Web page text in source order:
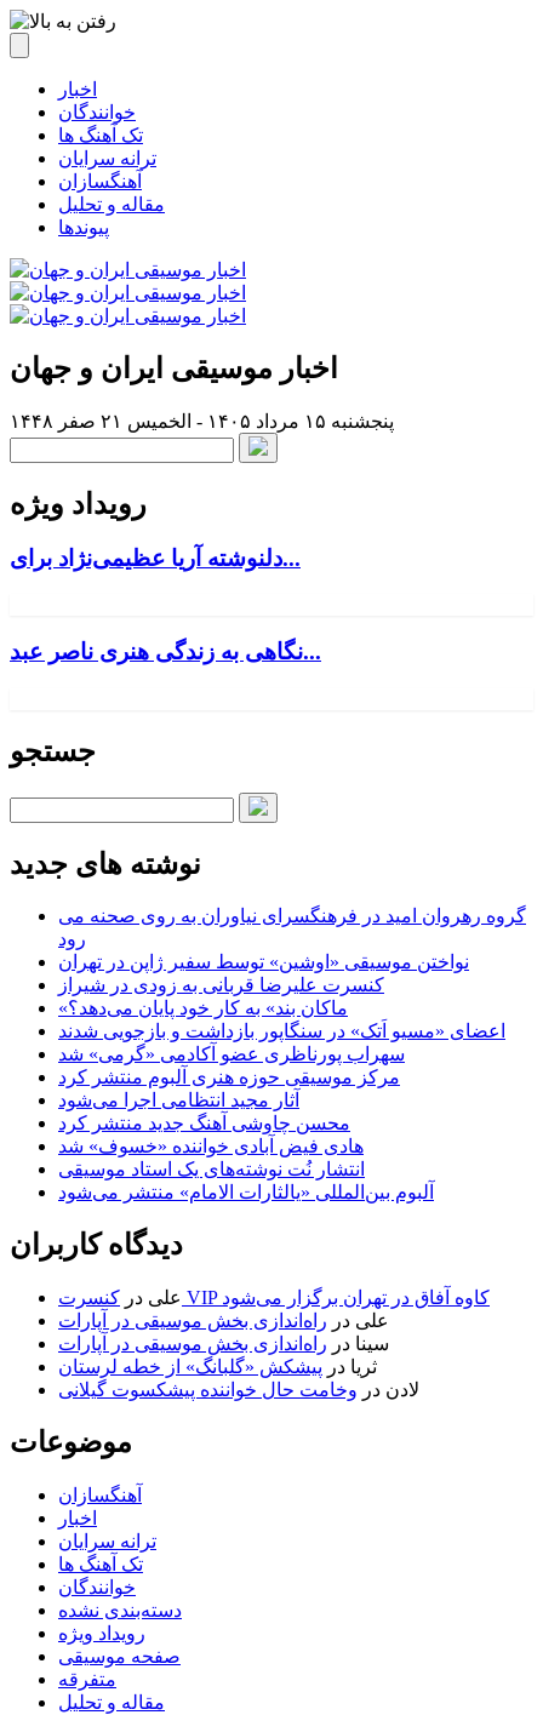
اخبار
خوانندگان
تک آهنگ ها
ترانه سرایان
آهنگسازان
مقاله و تحلیل
پیوندها
اخبار موسیقی ایران و جهان
پنجشنبه ۱۵ مرداد ۱۴۰۵ - الخميس ۲۱ صفر ۱۴۴۸
رویداد ویژه
دلنوشته آریا عظیمی‌نژاد برای...
نگاهی به زندگی هنری ناصر عبد...
جستجو
نوشته های جدید
گروه رهروان امید در فرهنگسرای نیاوران به روی صحنه می
رود
نواختن موسیقی «اوشین» توسط سفیر ژاپن در تهران
کنسرت علیرضا قربانی به زودی در شیراز
«ماکان بند» به کار خود پایان می‌دهد؟
اعضای «مسیو اَتک» در سنگاپور بازداشت و بازجویی شدند
سهراب پورناظری عضو آکادمی «گرمی» شد
مرکز موسیقی حوزه هنری آلبوم منتشر کرد
آثار مجید انتظامی اجرا می‌شود
محسن چاوشی آهنگ جدید منتشر کرد
هادی فیض آبادی خواننده «خسوف» شد
انتشار نُت نوشته‌های یک استاد موسیقی
آلبوم بین‌المللی «یالثارات الامام» منتشر می‌شود
دیدگاه کاربران
علی در
کنسرت VIP کاوه آفاق در تهران برگزار می‌شود
علی در راه‌اندازی بخش موسیقی در آپارات
سینا در راه‌اندازی بخش موسیقی در آپارات
ثریا در پیشکش «گلبانگ» از خطه لرستان
لادن در وخامت حال خواننده پیشکسوت گیلانی
موضوعات
آهنگسازان
اخبار
ترانه سرایان
تک آهنگ ها
خوانندگان
دسته‌بندی نشده
رویداد ویژه
صفحه موسیقی
متفرقه
مقاله و تحلیل